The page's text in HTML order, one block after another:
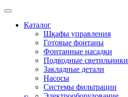
Каталог
Шкафы управления
Готовые фонтаны
Фонтанные насадки
Подводные светильники
Закладные детали
Насосы
Системы фильтрации